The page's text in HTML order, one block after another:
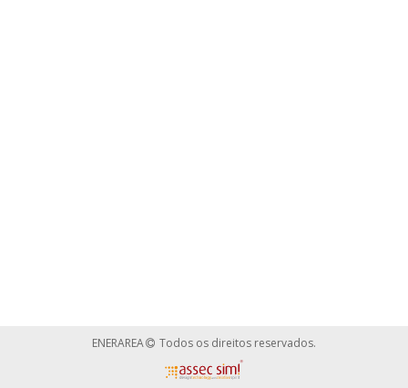
ENERAREA Todos os direitos reservados.